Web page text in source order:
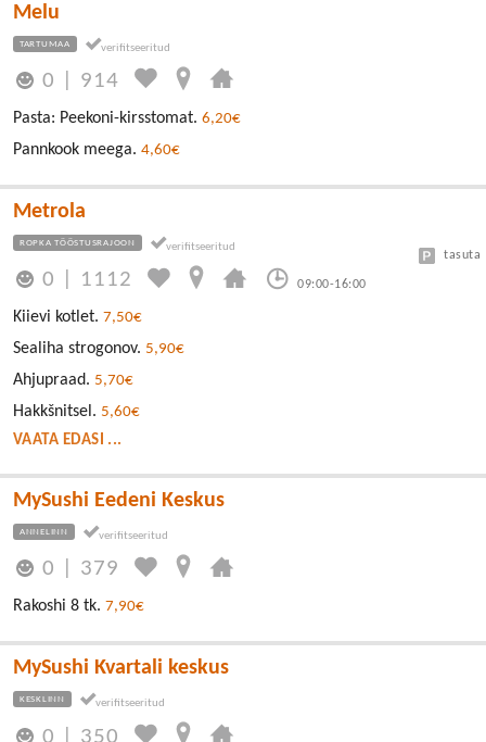
Melu
TARTUMAA
0 914
Pasta: Peekoni-kirsstomat. 6,20€
Pannkook meega. 4,60€
Metrola
ROPKA TÖÖSTUSRAJOON
0 1112 09:00-16:00
tasuta
Kiievi kotlet. 7,50€
Sealiha strogonov. 5,90€
Ahjupraad. 5,70€
Hakkšnitsel. 5,60€
VAATA EDASI ...
MySushi Eedeni Keskus
ANNELINN
0 379
Rakoshi 8 tk. 7,90€
MySushi Kvartali keskus
KESKLINN
0 350